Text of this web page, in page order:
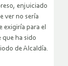
enjuiciado
ver no sería
exigiría para el
que ha sido
de Alcaldía.